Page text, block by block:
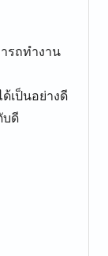
รถทำงาน
เป็นอย่างดี
บดี